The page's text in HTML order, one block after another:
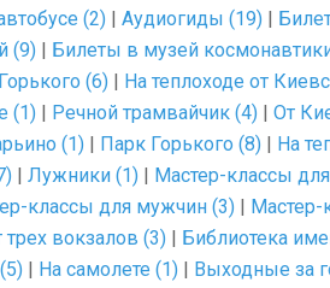
(2) | Аудиогиды (19) |
(9) | Билеты в музей
(6) | На теплоходе от
(1) | Речной трамвайчик (4) | От
(1) | Парк Горького (8) | На
| Лужники (1) | Мастер-классы
классы для мужчин (3) | Мастер-
трех вокзалов (3) | Библиотека
| На самолете (1) | Выходные за